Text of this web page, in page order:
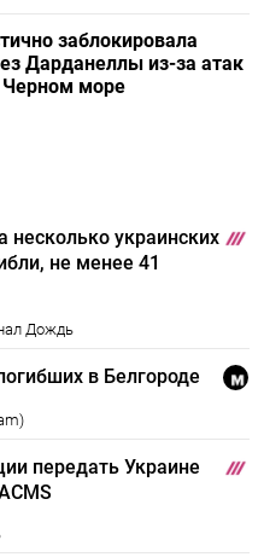
заблокировала
Дарданеллы из-за атак
Черном море